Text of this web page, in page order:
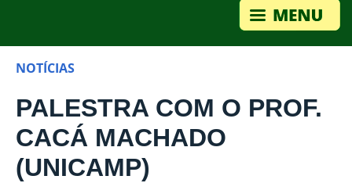
NOTÍCIAS
PALESTRA COM O PROF.
CACÁ MACHADO
(UNICAMP)